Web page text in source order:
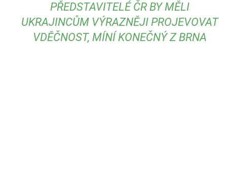
PŘEDSTAVITELÉ ČR BY MĚLI
UKRAJINCŮM VÝRAZNĚJI PROJEVOVAT
VDĚČNOST, MÍNÍ KONEČNÝ Z BRNA